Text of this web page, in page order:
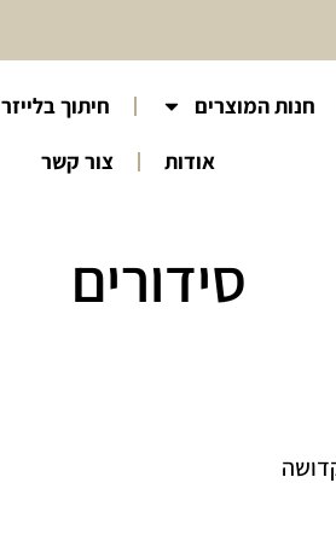
חנות המוצרים חיתוך בלייזר
אודות
צור קשר
סידורים